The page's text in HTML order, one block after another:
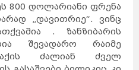
800 დოლარიანი ფრენა
„დავითრიე“. ვინც
. ზანზიბარის
შევადარო რაიმე
ძალიან ძველ